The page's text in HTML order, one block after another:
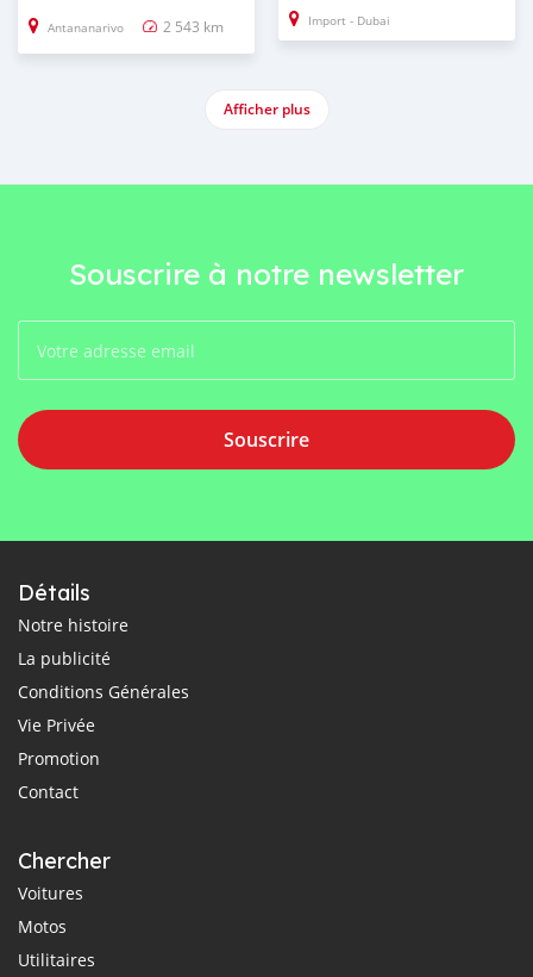
Antananarivo 2 543 km Import - Dubai
Afficher plus
Souscrire à notre newsletter
Souscrire
Détails
Notre histoire
La publicité
Conditions Générales
Vie Privée
Promotion
Contact
Chercher
Voitures
Motos
Utilitaires